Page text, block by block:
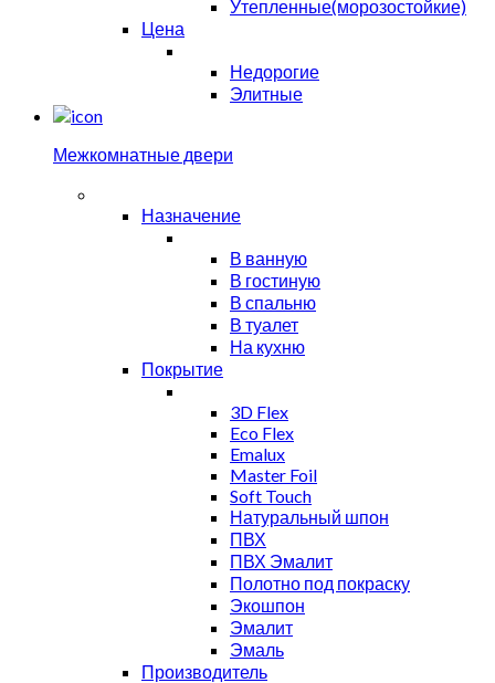
Утепленные(морозостойкие)
Цена
Недорогие
Элитные
Межкомнатные двери
Назначение
В ванную
В гостиную
В спальню
В туалет
На кухню
Покрытие
3D Flex
Eco Flex
Emalux
Master Foil
Soft Touch
Натуральный шпон
ПВХ
ПВХ Эмалит
Полотно под покраску
Экошпон
Эмалит
Эмаль
Производитель